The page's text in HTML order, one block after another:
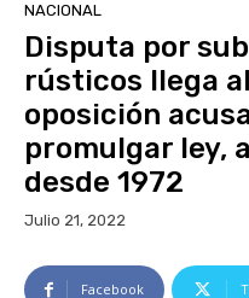
NACIONAL
Disputa por
rústicos llega
oposición
promulgar ley,
desde 1972
Julio 21, 2022
Facebook